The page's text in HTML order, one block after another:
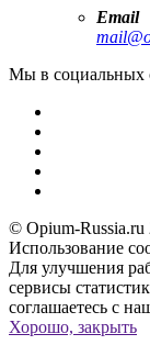
Email
Мы в социальных
© Opium-Russia.ru
Использование
Для улучшения
сервисы
соглашаетесь с
Хорошо, закрыть